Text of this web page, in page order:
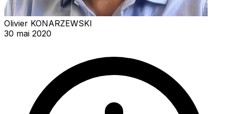
Olivier KONARZEWSKI
30 mai 2020